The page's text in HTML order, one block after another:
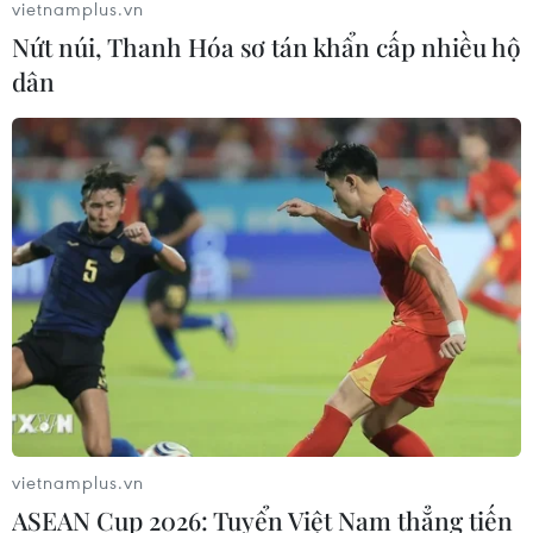
Từ Quảng Ninh đến Quảng Trị chủ
động ứng phó với áp thấp nhiệt đới
07/08/2026 08:21
Hạn hán nghiêm trọng đe dọa "huyết
mạch" kinh tế châu Âu
07/08/2026 07:58
17 giờ ngày 7/8, mở cửa tràn xả mặt
điều tiết hồ chứa thủy điện Lai Châu
07/08/2026 07:28
vietnamplus.vn
Nứt núi, Thanh Hóa sơ tán khẩn cấp nhiều hộ
dân
vietnamplus.vn
ASEAN Cup 2026: Tuyển Việt Nam thẳng tiến